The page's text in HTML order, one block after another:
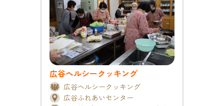
広谷ヘルシークッキング
広谷ヘルシークッキング
広谷ふれあいセンター